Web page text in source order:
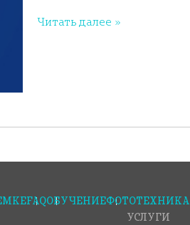
Читать далее »
FAQОБУЧЕНИЕФОТОТЕХНИКА
УСЛУГИ